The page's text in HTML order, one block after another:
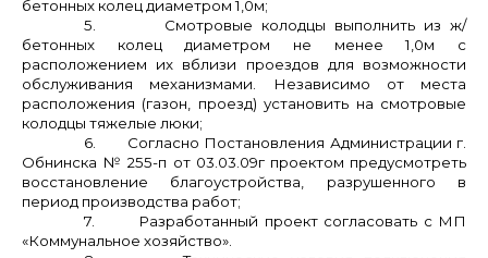
бетонных колец диаметром 1,0м;
5.
Смотровые колодцы выполнить из ж/
бетонных колец диаметром не менее 1,0м с
расположением их вблизи проездов для возможности
обслуживания механизмами. Независимо от места
расположения (газон, проезд) установить на смотровые
колодцы тяжелые люки;
6.
Согласно Постановления Администрации г.
Обнинска № 255-п от 03.03.09г проектом предусмотреть
восстановление благоустройства, разрушенного в
период производства работ;
7.
Разработанный проект согласовать с МП
«Коммунальное хозяйство».